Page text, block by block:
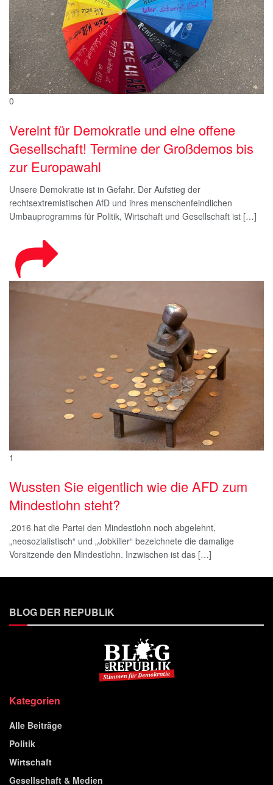
0
Vereint für Demokratie und eine offene
Gesellschaft! Termine der Großdemos bis
zur Europawahl
Unsere Demokratie ist in Gefahr. Der Aufstieg der
rechtsextremistischen AfD und ihres menschenfeindlichen
Umbauprogramms für Politik, Wirtschaft und Gesellschaft ist […]
1
Wussten Sie eigentlich wie die AFD zum
Mindestlohn steht?
.2016 hat die Partei den Mindestlohn noch abgelehnt,
„neosozialistisch“ und „Jobkiller“ bezeichnete die damalige
Vorsitzende den Mindestlohn. Inzwischen ist das […]
BLOG DER REPUBLIK
Kategorien
Alle Beiträge
Politik
Wirtschaft
Gesellschaft & Medien